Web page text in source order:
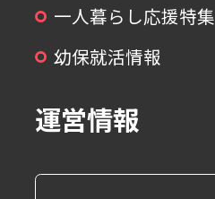
一人暮らし応援特集
幼保就活情報
運営情報